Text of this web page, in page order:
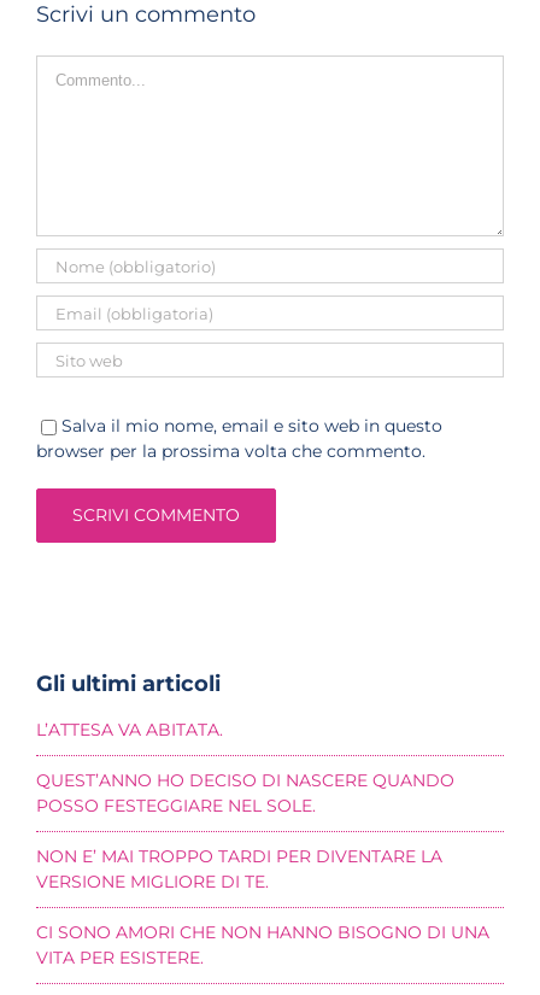
Scrivi un commento
Salva il mio nome, email e sito web in questo
browser per la prossima volta che commento.
Gli ultimi articoli
L’ATTESA VA ABITATA.
QUEST’ANNO HO DECISO DI NASCERE QUANDO
POSSO FESTEGGIARE NEL SOLE.
NON E’ MAI TROPPO TARDI PER DIVENTARE LA
VERSIONE MIGLIORE DI TE.
CI SONO AMORI CHE NON HANNO BISOGNO DI UNA
VITA PER ESISTERE.